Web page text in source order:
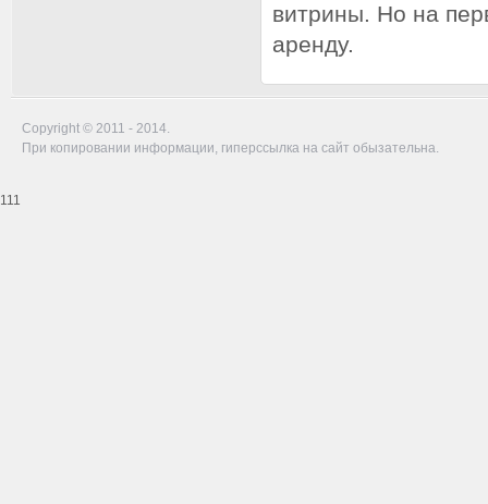
витрины. Но на
аренду.
Copyright © 2011 - 2014.
При копировании информации, гиперссылка на сайт обызательна.
111